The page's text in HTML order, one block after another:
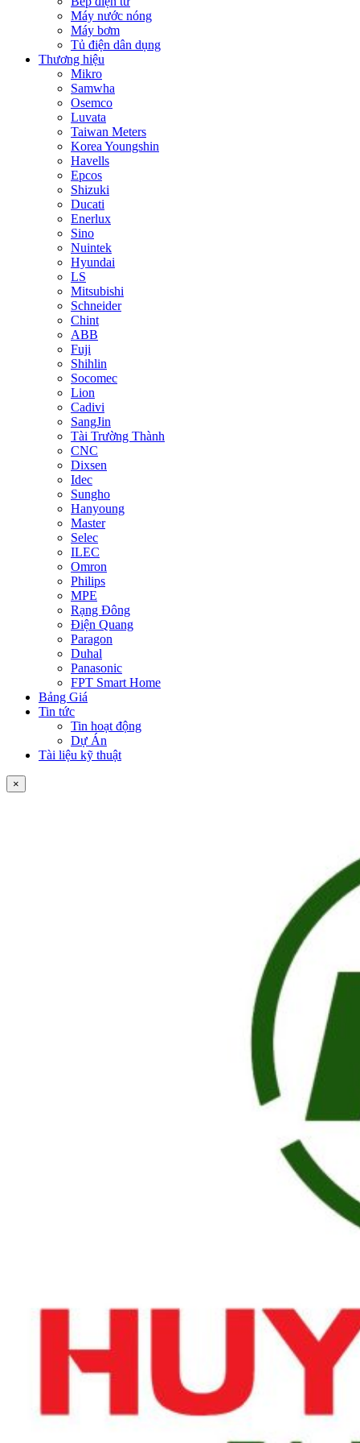
Máy nước nóng
Máy bơm
Tủ điện dân dụng
Thương hiệu
Mikro
Samwha
Osemco
Luvata
Taiwan Meters
Korea Youngshin
Havells
Epcos
Shizuki
Ducati
Enerlux
Sino
Nuintek
Hyundai
LS
Mitsubishi
Schneider
Chint
ABB
Fuji
Shihlin
Socomec
Lion
Cadivi
SangJin
Tài Trường Thành
CNC
Dixsen
Idec
Sungho
Hanyoung
Master
Selec
ILEC
Omron
Philips
MPE
Rạng Đông
Điện Quang
Paragon
Duhal
Panasonic
FPT Smart Home
Bảng Giá
Tin tức
Tin hoạt động
Dự Án
Tài liệu kỹ thuật
×